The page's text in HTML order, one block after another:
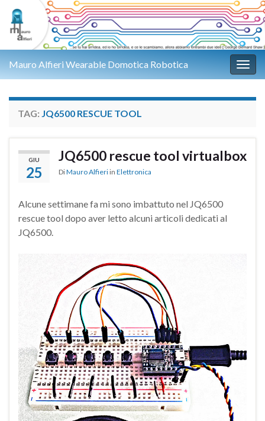
Mauro Alfieri Wearable Domotica Robotica
TAG: JQ6500 RESCUE TOOL
GIU
25
JQ6500 rescue tool virtualbox
DiMauro Alfieri in Elettronica
Alcune settimane fa mi sono imbattuto nel JQ6500
rescue tool dopo aver letto alcuni articoli dedicati al
JQ6500.